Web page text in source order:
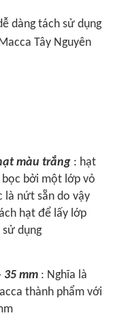
dàng tách sử dụng
Tây Nguyên
màu trắng : hạt
bởi một lớp vỏ
là nứt sẵn do vậy
hạt để lấy lớp
dụng
35 mm : Nghĩa là
thành phẩm với